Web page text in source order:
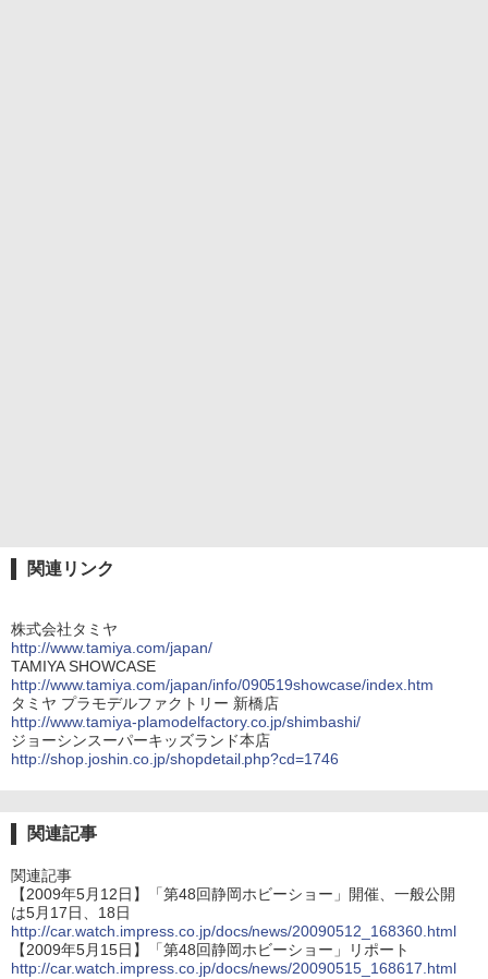
関連リンク
株式会社タミヤ
http://www.tamiya.com/japan/
TAMIYA SHOWCASE
http://www.tamiya.com/japan/info/090519showcase/index.htm
タミヤ プラモデルファクトリー 新橋店
http://www.tamiya-plamodelfactory.co.jp/shimbashi/
ジョーシンスーパーキッズランド本店
http://shop.joshin.co.jp/shopdetail.php?cd=1746
関連記事
関連記事
【2009年5月12日】「第48回静岡ホビーショー」開催、一般公開
は5月17日、18日
http://car.watch.impress.co.jp/docs/news/20090512_168360.html
【2009年5月15日】「第48回静岡ホビーショー」リポート
http://car.watch.impress.co.jp/docs/news/20090515_168617.html